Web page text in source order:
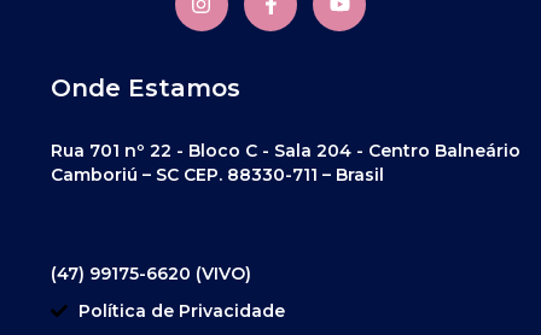
Onde Estamos
Rua 701 nº 22 - Bloco C - Sala 204 - Centro Balneário
Camboriú – SC CEP. 88330-711 – Brasil
(47) 99175-6620 (VIVO)
Política de Privacidade